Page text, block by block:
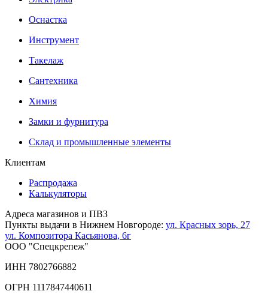
Оснастка
Инструмент
Такелаж
Сантехника
Химия
Замки и фурнитура
Склад и промышленные элементы
Клиентам
Распродажа
Калькуляторы
Адреса магазинов и ПВЗ
Пункты выдачи в Нижнем Новгороде: ул. Красных зорь, 27
ул. Композитора Касьянова, 6г
ООО "Спецкрепеж"
ИНН 7802766882
ОГРН 1117847440611